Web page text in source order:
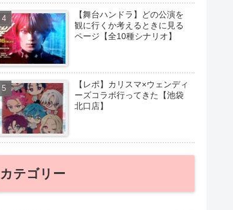
【舞台ハンドラ】どの公演を
観に行くか考えるときに見る
ページ【全10種シナリオ】
【レポ】カリスマ×ウェンディ
ーズコラボ行ってきた【池袋
北口店】
カテゴリー